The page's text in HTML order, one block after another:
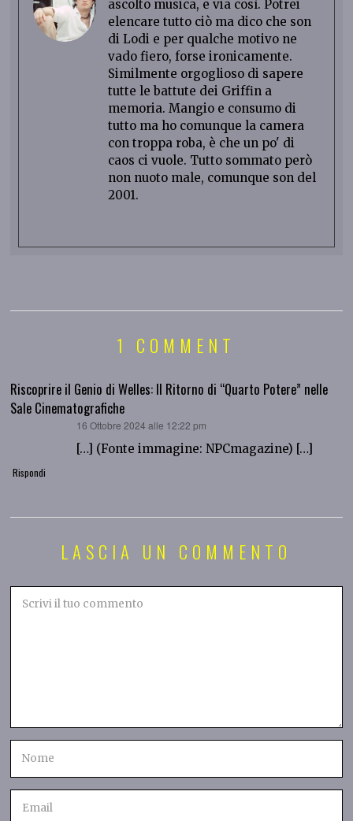
ascolto musica, e via così. Potrei
elencare tutto ciò ma dico che son
di Lodi e per qualche motivo ne
vado fiero, forse ironicamente.
Similmente orgoglioso di sapere
tutte le battute dei Griffin a
memoria. Mangio e consumo di
tutto ma ho comunque la camera
con troppa roba, è che un po' di
caos ci vuole. Tutto sommato però
non nuoto male, comunque son del
2001.
1 COMMENT
Riscoprire il Genio di Welles: Il Ritorno di “Quarto Potere” nelle
Sale Cinematografiche
16 Ottobre 2024 alle 12:22 pm
[…] (Fonte immagine: NPCmagazine) […]
Rispondi
LASCIA UN COMMENTO